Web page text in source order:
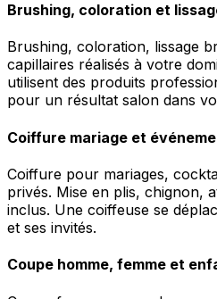
Brushing, coloration et
Brushing, coloration, lissage
capillaires réalisés à votre
utilisent des produits
pour un résultat salon dans
Coiffure mariage et
Coiffure pour mariages,
privés. Mise en plis, chignon,
inclus. Une coiffeuse se
et ses invités.
Coupe homme, femme et